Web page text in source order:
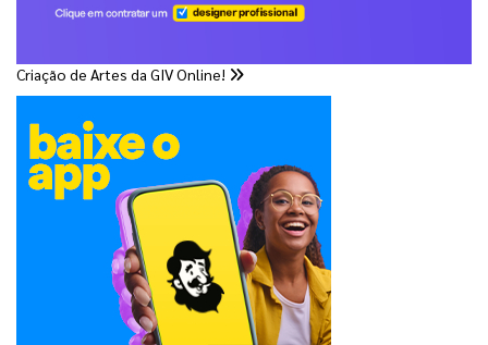
Criação de Artes da GIV Online!